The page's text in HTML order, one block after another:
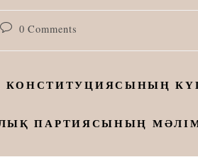
Post 0 Comments
ПАРТИЯСЫНЫҢ